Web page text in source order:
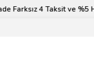
Farksız 4 Taksit ve %5